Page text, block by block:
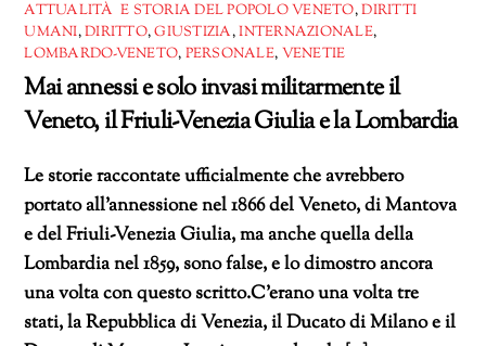
ATTUALITÀ E STORIA DEL POPOLO VENETO,DIRITTI
UMANI,DIRITTO,GIUSTIZIA,INTERNAZIONALE,
LOMBARDO-VENETO, PERSONALE, VENETIE
Mai annessi e solo invasi militarmente il
Veneto, il Friuli-Venezia Giulia e la Lombardia
Le storie raccontate ufficialmente che avrebbero
portato all’annessione nel 1866 del Veneto, di Mantova
e del Friuli-Venezia Giulia, ma anche quella della
Lombardia nel 1859, sono false, e lo dimostro ancora
una volta con questo scritto.C’erano una volta tre
stati, la Repubblica di Venezia, il Ducato di Milano e il